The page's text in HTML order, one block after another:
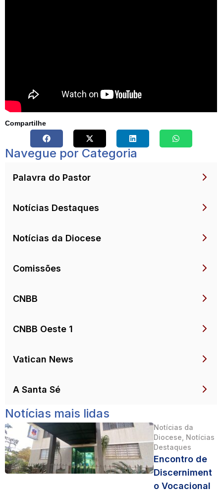
Compartilhe
Navegue por Categoria
Palavra do Pastor
Notícias Destaques
Notícias da Diocese
Comissões
CNBB
CNBB Oeste 1
Vatican News
A Santa Sé
Notícias mais lidas
Notícias da
Diocese Notícias
Destaques
Encontro de
Discerniment
o Vocacional